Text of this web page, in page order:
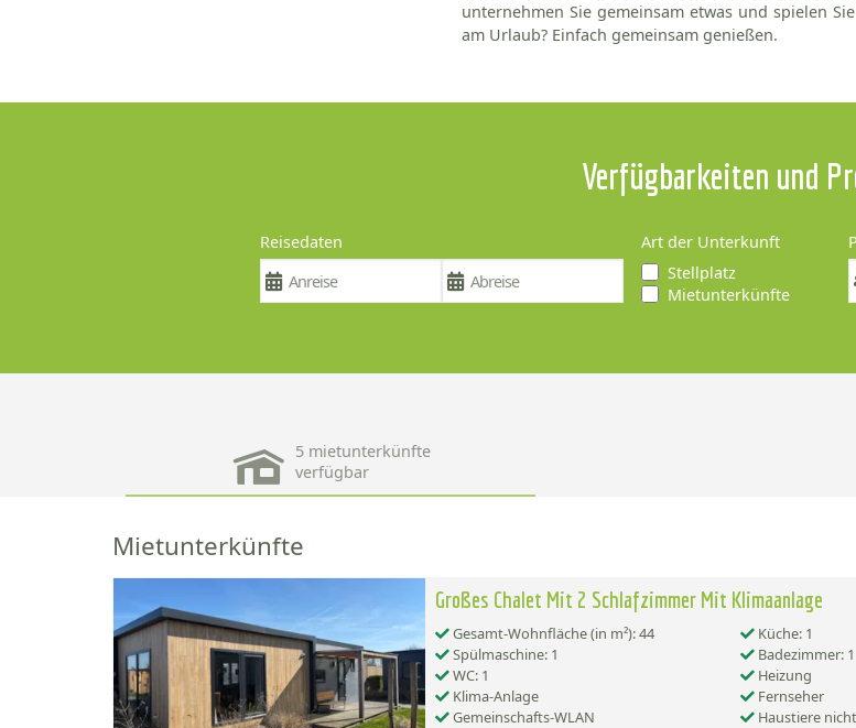
unternehmen Sie gemeinsam etwas und spielen
am Urlaub? Einfach gemeinsam genießen.
Verfügbarkeiten und
Reisedaten
Art der Unterkunft
Stellplatz
Mietunterkünfte
5 mietunterkünfte
verfügbar
Mietunterkünfte
Großes Chalet Mit 2 Schlafzimmer Mit Klimaanlage
Gesamt-Wohnfläche (in m²): 44
Küche: 1
Spülmaschine: 1
Badezimmer: 1
WC: 1
Heizung
Klima-Anlage
Fernseher
Gemeinschafts-WLAN
Haustiere